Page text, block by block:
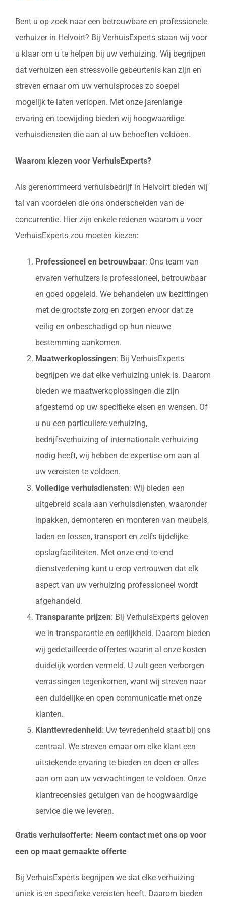
Bent u op zoek naar een betrouwbare en professionele
verhuizer in Helvoirt? Bij VerhuisExperts staan wij voor
u klaar om u te helpen bij uw verhuizing. Wij begrijpen
dat verhuizen een stressvolle gebeurtenis kan zijn en
streven ernaar om uw verhuisproces zo soepel
mogelijk te laten verlopen. Met onze jarenlange
ervaring en toewijding bieden wij hoogwaardige
verhuisdiensten die aan al uw behoeften voldoen.
Waarom kiezen voor VerhuisExperts?
Als gerenommeerd verhuisbedrijf in Helvoirt bieden wij
tal van voordelen die ons onderscheiden van de
concurrentie. Hier zijn enkele redenen waarom u voor
VerhuisExperts zou moeten kiezen:
Professioneel en betrouwbaar: Ons team van
ervaren verhuizers is professioneel, betrouwbaar
en goed opgeleid. We behandelen uw bezittingen
met de grootste zorg en zorgen ervoor dat ze
veilig en onbeschadigd op hun nieuwe
bestemming aankomen.
Maatwerkoplossingen: Bij VerhuisExperts
begrijpen we dat elke verhuizing uniek is. Daarom
bieden we maatwerkoplossingen die zijn
afgestemd op uw specifieke eisen en wensen. Of
u nu een particuliere verhuizing,
bedrijfsverhuizing of internationale verhuizing
nodig heeft, wij hebben de expertise om aan al
uw vereisten te voldoen.
Volledige verhuisdiensten: Wij bieden een
uitgebreid scala aan verhuisdiensten, waaronder
inpakken, demonteren en monteren van meubels,
laden en lossen, transport en zelfs tijdelijke
opslagfaciliteiten. Met onze end-to-end
dienstverlening kunt u erop vertrouwen dat elk
aspect van uw verhuizing professioneel wordt
afgehandeld.
Transparante prijzen: Bij VerhuisExperts geloven
we in transparantie en eerlijkheid. Daarom bieden
wij gedetailleerde offertes waarin al onze kosten
duidelijk worden vermeld. U zult geen verborgen
verrassingen tegenkomen, want wij streven naar
een duidelijke en open communicatie met onze
klanten.
Klanttevredenheid : Uw tevredenheid staat bij ons
centraal. We streven ernaar om elke klant een
uitstekende ervaring te bieden en doen er alles
aan om aan uw verwachtingen te voldoen. Onze
klantrecensies getuigen van de hoogwaardige
service die we leveren.
Gratis verhuisofferte: Neem contact met ons op voor
een op maat gemaakte offerte
Bij VerhuisExperts begrijpen we dat elke verhuizing
uniek is en specifieke vereisten heeft. Daarom bieden